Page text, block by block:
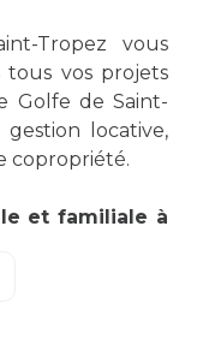
Tropez vous
tous vos projets
Golfe de Saint-
locative,
copropriété.
et familiale à
Saint-Tropez,